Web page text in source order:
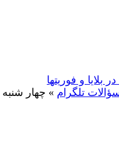
بلایا و فوریتها
تلگرام » چهار شنبه 28 مهر 1395, 7:01 am